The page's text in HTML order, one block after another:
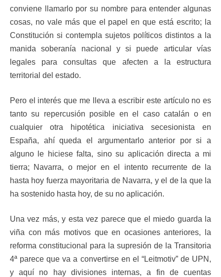
conviene llamarlo por su nombre para entender algunas
cosas, no vale más que el papel en que está escrito; la
Constitución si contempla sujetos políticos distintos a la
manida soberanía nacional y si puede articular vías
legales para consultas que afecten a la estructura
territorial del estado.
Pero el interés que me lleva a escribir este artículo no es
tanto su repercusión posible en el caso catalán o en
cualquier otra hipotética iniciativa secesionista en
España, ahí queda el argumentarlo anterior por si a
alguno le hiciese falta, sino su aplicación directa a mi
tierra; Navarra, o mejor en el intento recurrente de la
hasta hoy fuerza mayoritaria de Navarra, y el de la que la
ha sostenido hasta hoy, de su no aplicación.
Una vez más, y esta vez parece que el miedo guarda la
viña con más motivos que en ocasiones anteriores, la
reforma constitucional para la supresión de la Transitoria
4ª parece que va a convertirse en el “Leitmotiv” de UPN,
y aquí no hay divisiones internas, a fin de cuentas